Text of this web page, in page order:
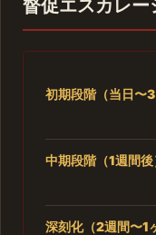
督促エスカレー
初期段階（当日〜3
中期段階（1週間後
深刻化（2週間〜1